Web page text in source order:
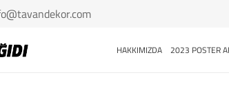
HAKKIMIZDA 2023 POSTER